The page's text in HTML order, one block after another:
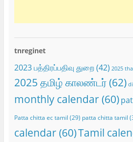
tnreginet
2023 பத்திரப்பதிவு துறை(42) 2025
2025 தமிழ் காலண்டர்(62)
monthly calendar(60)
Patta chitta ec tamil (29) patta chitta tamil
calendar(60)Tamil